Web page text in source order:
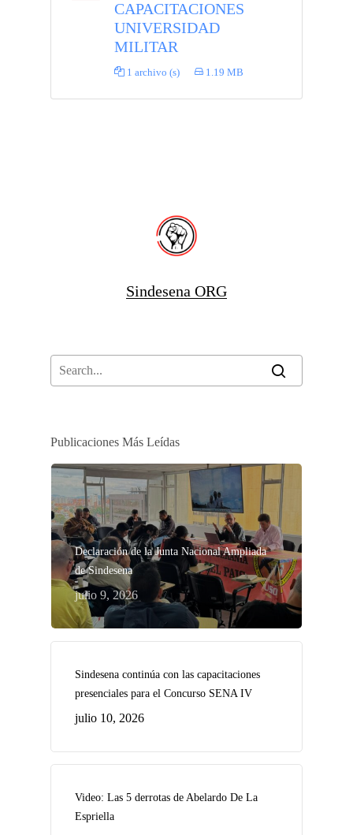
CAPACITACIONES
UNIVERSIDAD
MILITAR
1 archivo (s) 1.19 MB
Sindesena ORG
Publicaciones Más Leídas
Declaración de la Junta Nacional Ampliada
de Sindesena
julio 9, 2026
Sindesena continúa con las capacitaciones
presenciales para el Concurso SENA IV
julio 10, 2026
Video: Las 5 derrotas de Abelardo De La
Espriella